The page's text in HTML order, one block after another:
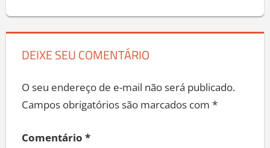
DEIXE SEU COMENTÁRIO
O seu endereço de e-mail não será publicado.
Campos obrigatórios são marcados com *
Comentário *